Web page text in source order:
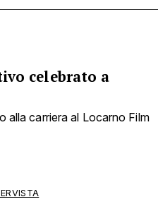
celebrato a
alla carriera al Locarno Film